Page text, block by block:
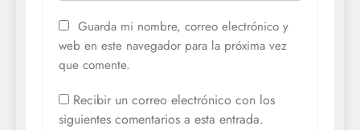
Guarda mi nombre, correo electrónico y
web en este navegador para la próxima vez
que comente.
Recibir un correo electrónico con los
siguientes comentarios a esta entrada.